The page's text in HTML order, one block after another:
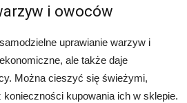
i owoców
uprawianie warzyw i
ale także daje
Można cieszyć się świeżymi,
kupowania ich w sklepie.